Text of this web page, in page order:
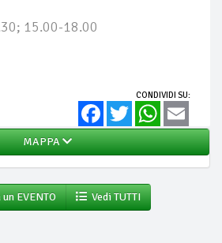
15.00-18.00
CONDIVIDI SU:
FacebookTwitter WhatsApp
MAPPA
EVENTO Vedi TUTTI